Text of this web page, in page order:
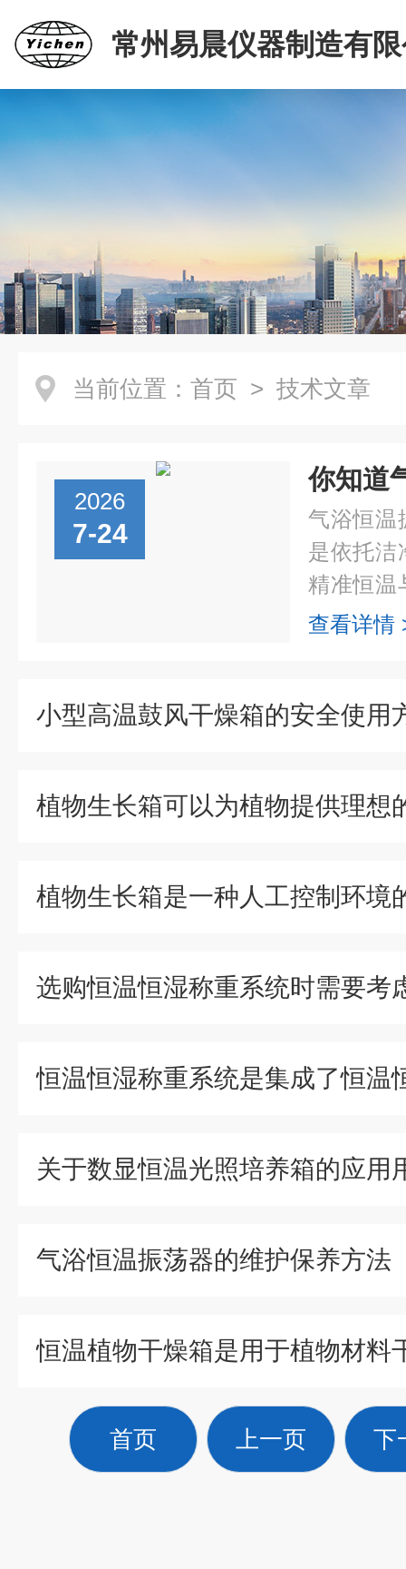
常州易晨仪器制造有
当前位置： 首页 > 技术文章
2026
7-24
气浴恒温
是依托洁
精准恒温
融合，全
查看详情
小型高温鼓风干燥箱的安全使用
植物生长箱可以为植物提供理想
植物生长箱是一种人工控制环境
关于数显恒温光照培养箱的应用
气浴恒温振荡器的维护保养方法
恒温植物干燥箱是用于植物材料
首页 上一页 下